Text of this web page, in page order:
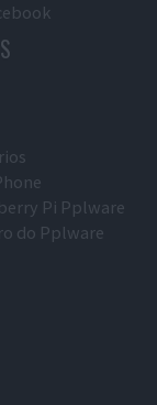
Pi Pplware
do Pplware